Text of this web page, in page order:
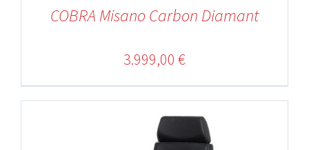
COBRA Misano Carbon Diamant
3.999,00 €